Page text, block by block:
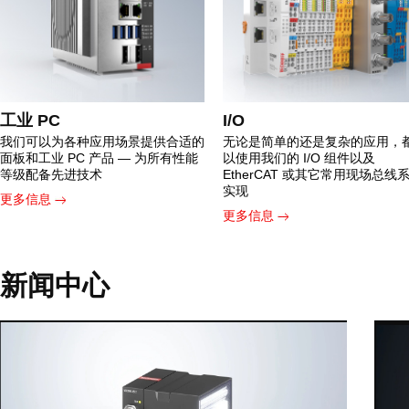
工业 PC
我们可以为各种应用场景提供合适的
面板和工业 PC 产品 — 为所有性能
等级配备先进技术
更多信息
I/O
无论是简单的还是复杂的应用，
以使用我们的 I/O 组件以及
EtherCAT 或其它常用现场总线
实现
更多信息
新闻中心